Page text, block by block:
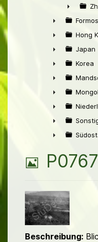
►
►
►
►
Hong
►
Japan
►
Korea
►
►
►
►
B
l
d
P0767
Beschreibung: